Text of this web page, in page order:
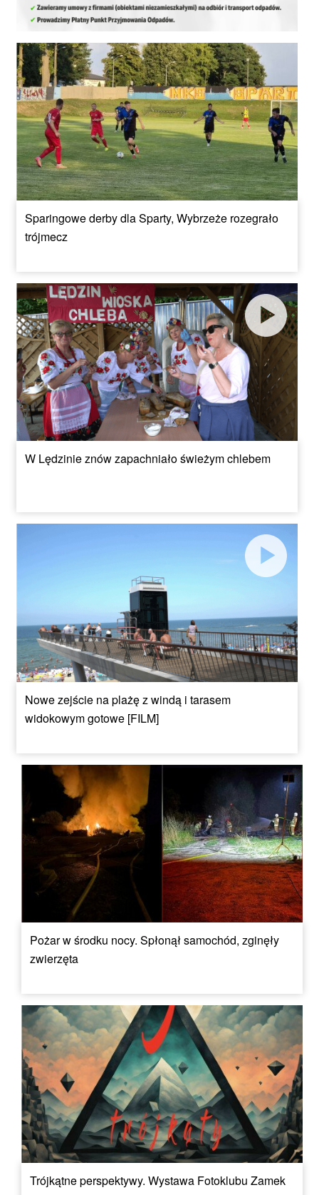
Sparingowe derby dla Sparty, Wybrzeże rozegrało
trójmecz
W Lędzinie znów zapachniało świeżym chlebem
Nowe zejście na plażę z windą i tarasem
widokowym gotowe [FILM]
Pożar w środku nocy. Spłonął samochód, zginęły
zwierzęta
Trójkątne perspektywy. Wystawa Fotoklubu Zamek